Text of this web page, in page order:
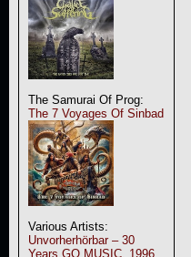
The Samurai Of Prog:
The 7 Voyages Of Sinbad
Various Artists:
Unvorherhörbar – 30
Years GO MUSIC, 1996